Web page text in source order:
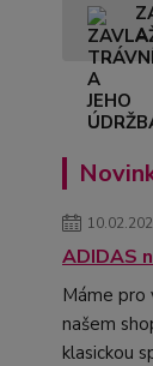
A
ADIDAS
Máme pro
našem
klasickou